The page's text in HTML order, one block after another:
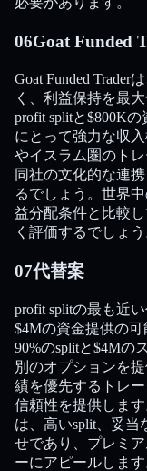
06Goat Funded
Goat Funded Trader
く、利益保持を最
profit splitと$800K
にとって強力な収
やイスラム圏のト
同社の文化的な連
るでしょう。世界
益分配条件と比較
く評価するでしょう
07代替案
profit splitの最も近
$4Mの資金提供の
90%のsplitと$4Mの
別のオプションを
績を優先するトレ
信頼性を提供します
は、高いsplit、妥
せであり、プレミ
ーにアピールします